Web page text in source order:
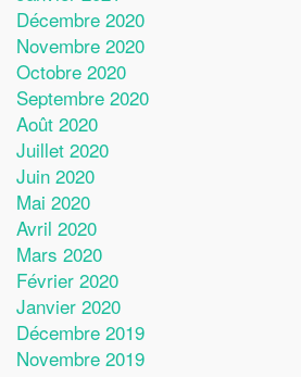
Décembre 2020
Novembre 2020
Octobre 2020
Septembre 2020
Août 2020
Juillet 2020
Juin 2020
Mai 2020
Avril 2020
Mars 2020
Février 2020
Janvier 2020
Décembre 2019
Novembre 2019